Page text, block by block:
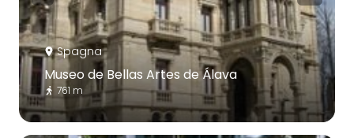
Spagna
Museo de Bellas Artes de Álava
761 m